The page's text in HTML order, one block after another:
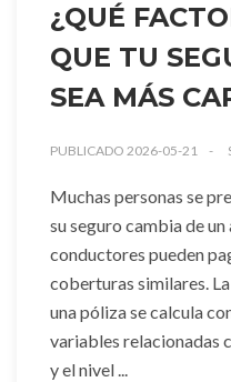
¿QUÉ
QUE TU
SEA MÁS
PUBLICADO 2026-05-21
Muchas personas se
su seguro cambia de
conductores pueden
coberturas similares.
una póliza se calcula
variables relacionadas
y el nivel ...